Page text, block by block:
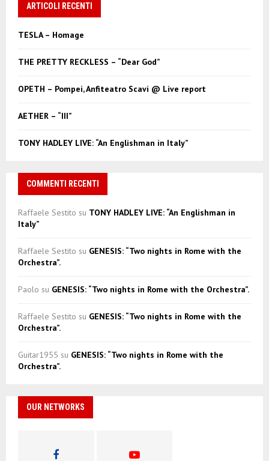
h
o
ARTICOLI RECENTI
TESLA – Homage
THE PRETTY RECKLESS – “Dear God”
OPETH – Pompei, Anfiteatro Scavi @ Live report
AETHER – “III”
TONY HADLEY LIVE: “An Englishman in Italy”
COMMENTI RECENTI
Raffaele Sestito su TONY HADLEY LIVE: “An Englishman in
Italy”
Raffaele Sestito su GENESIS: “Two nights in Rome with the
Orchestra”.
Paolo su GENESIS: “Two nights in Rome with the Orchestra”.
Raffaele Sestito su GENESIS: “Two nights in Rome with the
Orchestra”.
Guitar1955 su GENESIS: “Two nights in Rome with the
Orchestra”.
OUR NETWORKS